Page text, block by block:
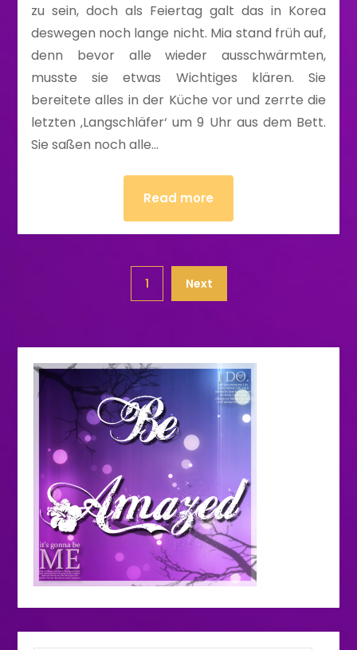
zu sein, doch als Feiertag galt das in Korea
deswegen noch lange nicht. Mia stand früh auf,
denn bevor alle wieder ausschwärmten,
musste sie etwas Wichtiges klären. Sie
bereitete alles in der Küche vor und zerrte die
letzten ‚Langschläfer‘ um 9 Uhr aus dem Bett.
Sie saßen noch alle…
Read more
1 Next